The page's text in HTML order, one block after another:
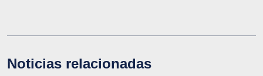
Noticias relacionadas